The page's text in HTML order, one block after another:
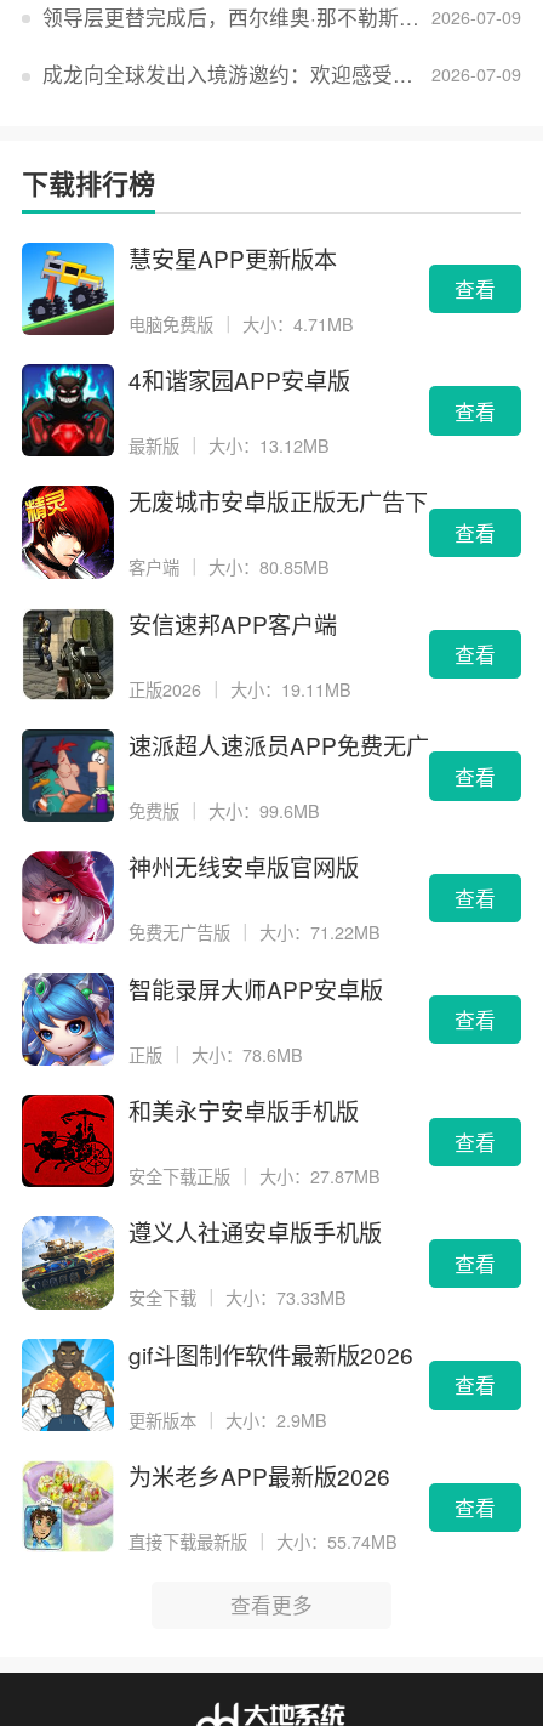
2026-07-09
领导层更替完成后，西尔维奥·那不勒斯出任Lucid首席执行官
2026-07-09
成龙向全球发出入境游邀约：欢迎感受无滤镜的真实中国
下载排行榜
慧安星APP更新版本
电脑免费版 ｜ 大小：4.71MB
查看
4和谐家园APP安卓版
最新版 大小：13.12MB
查看
无废城市安卓版正版无广告下
客户端 大小：80.85MB
查看
安信速邦APP客户端
正版2026 ｜ 大小：19.11MB
查看
速派超人速派员APP免费无广
免费版 大小：99.6MB
查看
神州无线安卓版官网版
免费无广告版 大小：71.22MB
查看
智能录屏大师APP安卓版
正版 ｜ 大小：78.6MB
查看
和美永宁安卓版手机版
安全下载正版 大小：27.87MB
查看
遵义人社通安卓版手机版
安全下载 大小：73.33MB
查看
gif斗图制作软件最新版2026
更新版本 ｜ 大小：2.9MB
查看
为米老乡APP最新版2026
直接下载最新版 大小：55.74MB
查看
查看更多